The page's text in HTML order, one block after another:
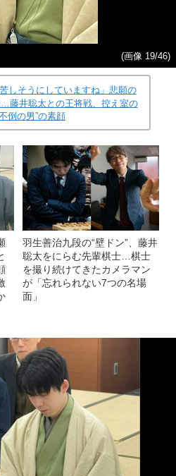
(画像 19/46)
しそうにしていますね」悲願の
藤井聡太との王将戦、控え室の
倒の男”の素顔
羽生善治九段の“壁ドン”、藤井
聡太をにらむ先輩棋士…棋士
を撮り続けてきたカメラマン
が「忘れられない7つの名場
面」